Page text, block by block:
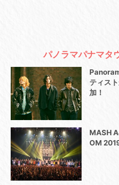
パノラマパナマタ
ティス
加！
MASH
OM